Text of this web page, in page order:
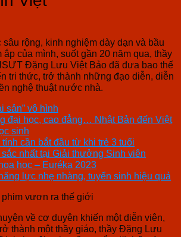
rộng, kinh nghiệm dày dạn và bầu
ắp của mình, suốt gần 20 năm qua, thầy
Đặng Lưu Việt Bảo đã đưa bao thế
tri thức, trở thành những đạo diễn, diễn
nghệ thuật nước nhà.
sản” vô hình
đại học, cao đẳng… Nhật Bản đến Việt
sinh
cần bắt đầu từ khi trẻ 3 tuổi
sắc nhất tại Giải thưởng Sinh viên
học – Euréka 2023
lực nhẹ nhàng, tuyển sinh hiệu quả
vươn ra thế giới
về cơ duyên khiến một diễn viên,
thành một thầy giáo, thầy Đặng Lưu